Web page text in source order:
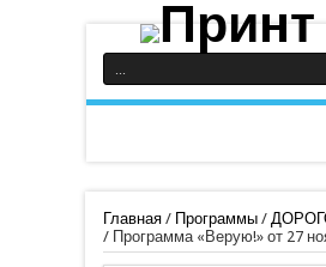
Главная/ Программы/
/ Программа «Верую!» от 27